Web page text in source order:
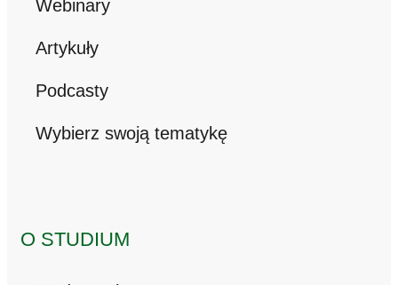
Webinary
Artykuły
Podcasty
Wybierz swoją tematykę
O STUDIUM